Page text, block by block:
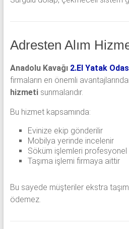
Adresten Alım
Anadolu Kavağı 2.El Yatak
firmaların en önemli
hizmetisunmalarıdır.
Bu hizmet kapsamında:
Evinize ekip gönderilir
Mobilya yerinde incelenir
Söküm işlemleri profesyonel
Taşıma işlemi firmaya aittir
Bu sayede müşteriler ekstra
ödemez.